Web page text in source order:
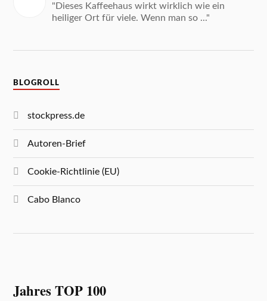
"Dieses Kaffeehaus wirkt wirklich wie ein
heiliger Ort für viele. Wenn man so ..."
BLOGROLL
stockpress.de
Autoren-Brief
Cookie-Richtlinie (EU)
Cabo Blanco
Jahres TOP 100